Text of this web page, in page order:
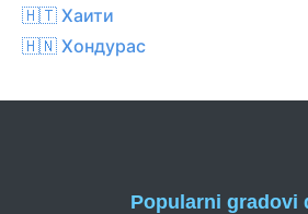
🇭🇹 Хаити
🇭🇳 Хондурас
Popularni gradovi